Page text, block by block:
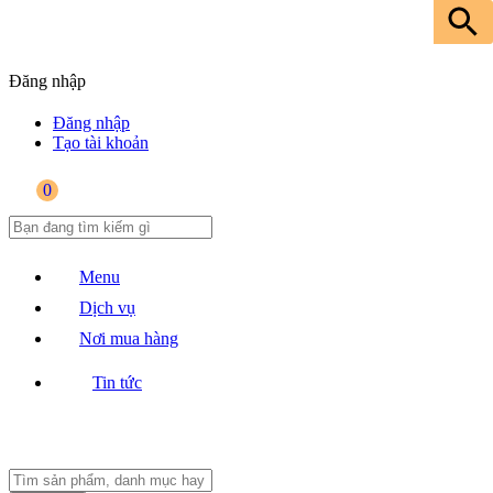
Đăng nhập
Đăng nhập
Tạo tài khoản
0
Menu
Dịch vụ
Nơi mua hàng
Tin tức